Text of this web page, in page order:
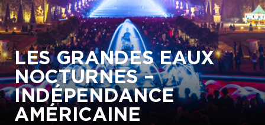
LES GRANDES EAUX
NOCTURNES –
INDÉPENDANCE
AMÉRICAINE